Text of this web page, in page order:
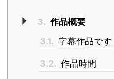
3. 作品概要
3.1. 字幕作品です
3.2. 作品時間